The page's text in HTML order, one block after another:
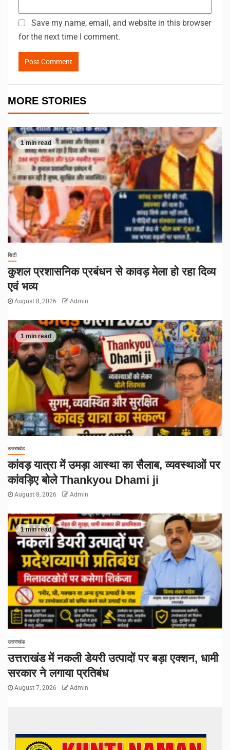
Save my name, email, and website in this browser
for the next time I comment.
MORE STORIES
1 min read
सिटी
कुशल प्रशासनिक प्रबंधन से कावड़ मेला हो रहा दिव्य
एवं भव्य
August 8, 2026 Admin
1 min read
उत्तराखंड
कांवड़ यात्रा में उमड़ा आस्था का सैलाब, व्यवस्थाओं पर
कांवड़िए बोले Thankyou Dhami ji
August 8, 2026 Admin
1 min read
उत्तराखंड
उत्तराखंड में नकली डेयरी उत्पादों पर बड़ा एक्शन, धामी
सरकार ने लगाया प्रतिबंध
August 7, 2026 Admin